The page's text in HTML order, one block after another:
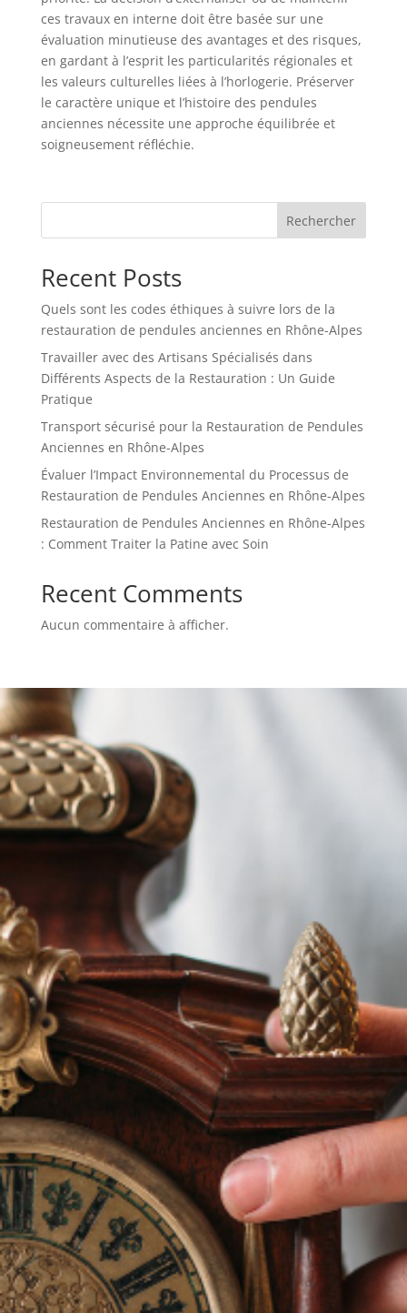
ces travaux en interne doit être basée sur une
évaluation minutieuse des avantages et des risques,
en gardant à l’esprit les particularités régionales et
les valeurs culturelles liées à l’horlogerie. Préserver
le caractère unique et l’histoire des pendules
anciennes nécessite une approche équilibrée et
soigneusement réfléchie.
Rechercher
Recent Posts
Quels sont les codes éthiques à suivre lors de la
restauration de pendules anciennes en Rhône-Alpes
Travailler avec des Artisans Spécialisés dans
Différents Aspects de la Restauration : Un Guide
Pratique
Transport sécurisé pour la Restauration de Pendules
Anciennes en Rhône-Alpes
Évaluer l’Impact Environnemental du Processus de
Restauration de Pendules Anciennes en Rhône-Alpes
Restauration de Pendules Anciennes en Rhône-Alpes
: Comment Traiter la Patine avec Soin
Recent Comments
Aucun commentaire à afficher.
Renseignez-vous
sur nos services
Demander votre
devis gratuit